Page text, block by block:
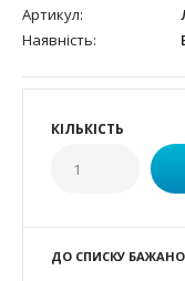
Артикул:
Наявність:
КІЛЬКІСТЬ
ДО СПИСКУ